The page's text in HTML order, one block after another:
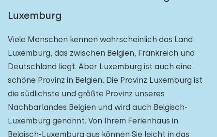
Luxemburg
Viele Menschen kennen wahrscheinlich das Land
Luxemburg, das zwischen Belgien, Frankreich und
Deutschland liegt. Aber Luxemburg ist auch eine
schöne Provinz in Belgien. Die Provinz Luxemburg ist
die südlichste und größte Provinz unseres
Nachbarlandes Belgien und wird auch Belgisch-
Luxemburg genannt. Von Ihrem Ferienhaus in
Belgisch-Luxemburg aus können Sie leicht in das